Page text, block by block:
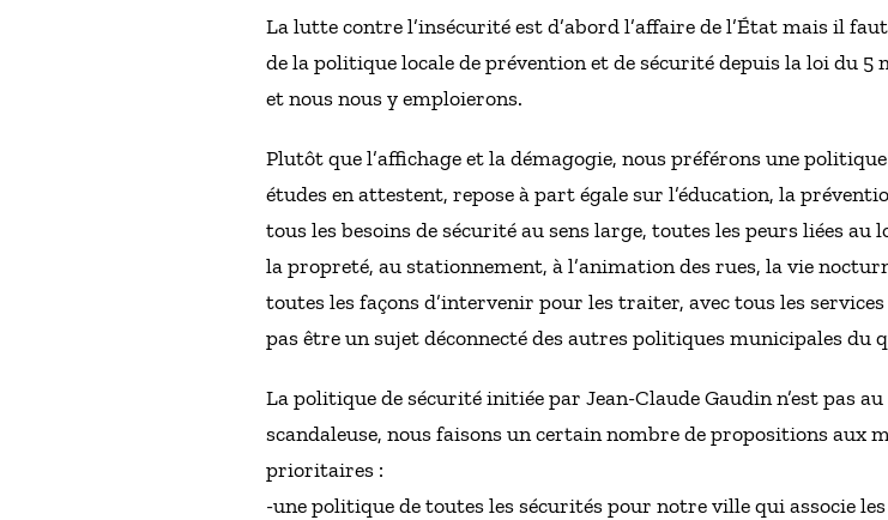
La lutte contre l’insécurité est d’abord l’affaire de l’État mais il
de la politique locale de prévention et de sécurité depuis la loi du 5
et nous nous y emploierons.
Plutôt que l’affichage et la démagogie, nous préférons une
études en attestent, repose à part égale sur l’éducation, la
tous les besoins de sécurité au sens large, toutes les peurs liées
la propreté, au stationnement, à l’animation des rues, la vie
toutes les façons d’intervenir pour les traiter, avec tous les
pas être un sujet déconnecté des autres politiques municipales du
La politique de sécurité initiée par Jean-Claude Gaudin n’est pas
scandaleuse, nous faisons un certain nombre de propositions aux
prioritaires :
-une politique de toutes les sécurités pour notre ville qui associe